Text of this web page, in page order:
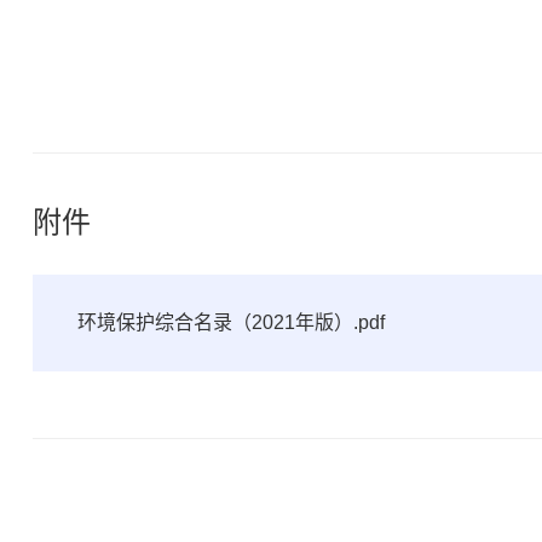
附件
环境保护综合名录（2021年版）.pdf